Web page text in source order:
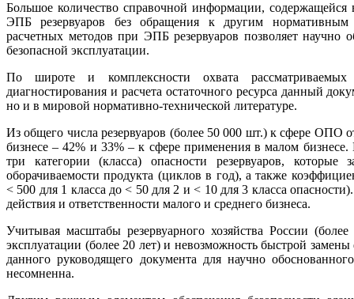
Большое количество справочной информации, содержащейся
ЭПБ резервуаров без обращения к другим нормативным
расчетных методов при ЭПБ резервуаров позволяет научно
безопасной эксплуатации.
По широте и комплексности охвата
диагностирования и расчета остаточного ресурса данный
но и в мировой нормативно-технической литературе.
Из общего числа резервуаров (более 50 000 шт.) к сфере ОПО
бизнесе – 42% и 33% – к сфере применения в малом бизнесе.
три категории (класса) опасности резервуаров, которые
оборачиваемости продукта (циклов в год), а также
< 500 для 1 класса до < 50 для 2 и < 10 для 3 класса
действия и ответственности малого и среднего бизнеса.
Учитывая масштабы резервуарного хозяйства России
эксплуатации (более 20 лет) и невозможность быстрой
данного руководящего документа для научно
несомненна.